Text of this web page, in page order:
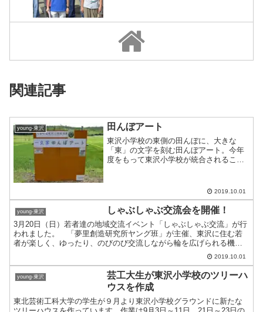
関連記事
young-東沢 田んぼアート
東沢小学校の東側の田んぼに、大きな
「東」の文字を刻む田んぼアート。今年
度をもって東沢小学校が統合されること
2017年6月4日に田植えが行われました。
JA青年部を含む総勢...
2019.10.01
young-東沢 しゃぶしゃぶ交流会を開催！
3月20日（日）若者達の地域交流イベント「しゃぶしゃぶ交流」が行
われました。 「夢里創造研究所ヤング班」が主催、東沢に住む若
者が楽しく、ゆったり、のびのび交流しながら輪を広げられる機会
を作ろうと企画しました。 地元に住む16名の参加者が、お...2019.10.01
young-東沢
芸工大生が東沢小学校のツリーハ
ウスを作成
東北芸術工科大学の学生が９月より東沢小学校グラウンドに新たな